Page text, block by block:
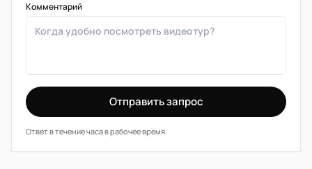
Комментарий
Отправить запрос
Ответ в течение часа в рабочее время.